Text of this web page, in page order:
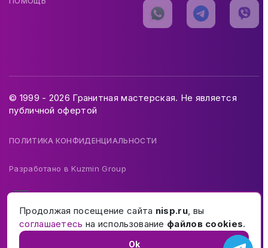
© 1999 - 2026 Гранитная мастерская. Не является
публичной офертой
ПОЛИТИКА КОНФИДЕНЦИАЛЬНОСТИ
Разработано вKuzmin Group
Продолжая посещение сайта nisp.ru, вы
соглашаетесь на использование файлов cookies.
Ok